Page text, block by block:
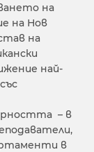
на
на Нов
на
най-
– в
в